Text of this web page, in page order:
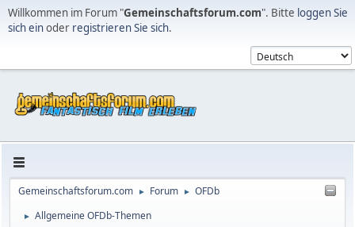
Willkommen im Forum "Gemeinschaftsforum.com". Bitte loggen Sie
sich einoder registrieren Sie sich.
Gemeinschaftsforum.com ► Forum ► OFDb
►
Allgemeine OFDb-Themen